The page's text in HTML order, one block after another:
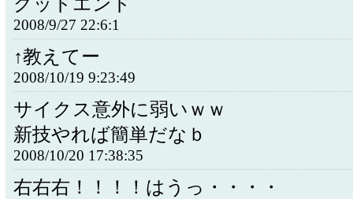
2008/9/27 22:6:1
↑教えてー
2008/10/19 9:23:49
サイクス意外に弱いｗｗ
新技やれば簡単だなｂ
2008/10/20 17:38:35
右右右！！！！はうっ・・・・